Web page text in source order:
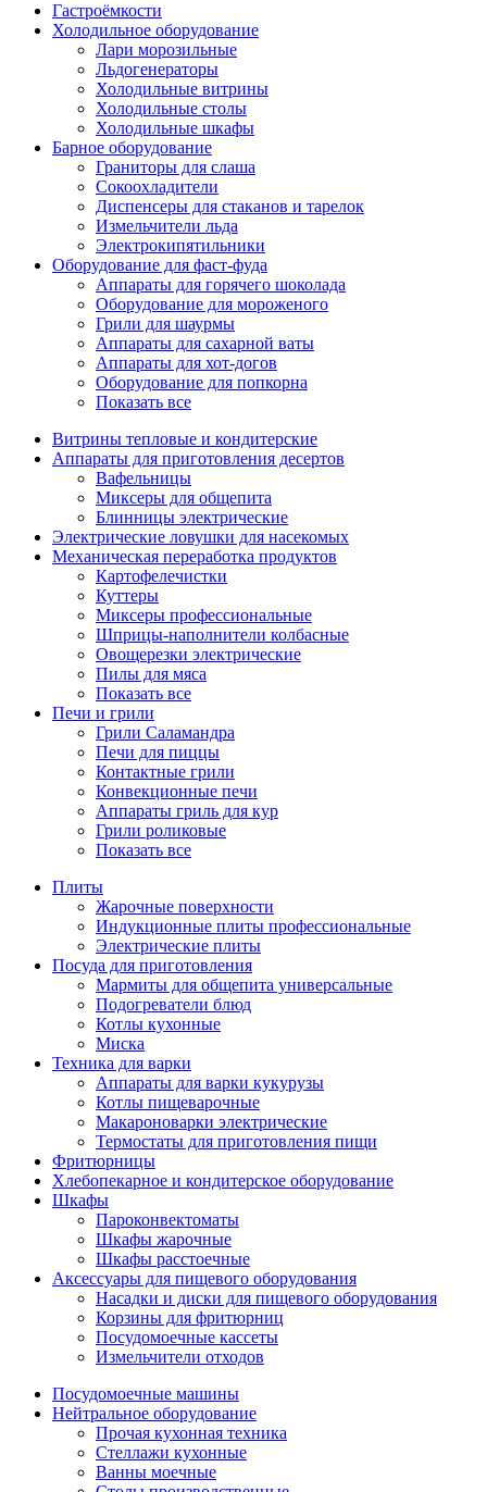
Гастроёмкости
Холодильное оборудование
Лари морозильные
Льдогенераторы
Холодильные витрины
Холодильные столы
Холодильные шкафы
Барное оборудование
Граниторы для слаша
Сокоохладители
Диспенсеры для стаканов и тарелок
Измельчители льда
Электрокипятильники
Оборудование для фаст-фуда
Аппараты для горячего шоколада
Оборудование для мороженого
Грили для шаурмы
Аппараты для сахарной ваты
Аппараты для хот-догов
Оборудование для попкорна
Показать все
Витрины тепловые и кондитерские
Аппараты для приготовления десертов
Вафельницы
Миксеры для общепита
Блинницы электрические
Электрические ловушки для насекомых
Механическая переработка продуктов
Картофелечистки
Куттеры
Миксеры профессиональные
Шприцы-наполнители колбасные
Овощерезки электрические
Пилы для мяса
Показать все
Печи и грили
Грили Саламандра
Печи для пиццы
Контактные грили
Конвекционные печи
Аппараты гриль для кур
Грили роликовые
Показать все
Плиты
Жарочные поверхности
Индукционные плиты профессиональные
Электрические плиты
Посуда для приготовления
Мармиты для общепита универсальные
Подогреватели блюд
Котлы кухонные
Миска
Техника для варки
Аппараты для варки кукурузы
Котлы пищеварочные
Макароноварки электрические
Термостаты для приготовления пищи
Фритюрницы
Хлебопекарное и кондитерское оборудование
Шкафы
Пароконвектоматы
Шкафы жарочные
Шкафы расстоечные
Аксессуары для пищевого оборудования
Насадки и диски для пищевого оборудования
Корзины для фритюрниц
Посудомоечные кассеты
Измельчители отходов
Посудомоечные машины
Нейтральное оборудование
Прочая кухонная техника
Стеллажи кухонные
Ванны моечные